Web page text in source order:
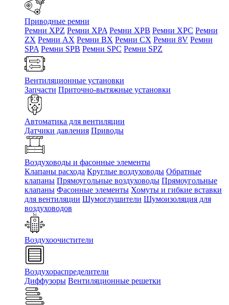
Приводные ремни
Ремни XPZ Ремни XPA Ремни XPB Ремни XPC Ремни
ZX Ремни AX Ремни BX Ремни CX Ремни 8V Ремни
SPA Ремни SPB Ремни SPC Ремни SPZ
Вентиляционные установки
Запчасти Приточно-вытяжные установки
Автоматика для вентиляции
Датчики давления Приводы
Воздуховоды и фасонные элементы
Клапаны расхода Круглые воздуховоды Обратные
клапаны Прямоугольные воздуховоды Прямоугольные
клапаны Фасонные элементы Хомуты и гибкие вставки
для вентиляции Шумоглушители Шумоизоляция для
воздуховодов
Воздухоочистители
Воздухораспределители
Диффузоры Вентиляционные решетки